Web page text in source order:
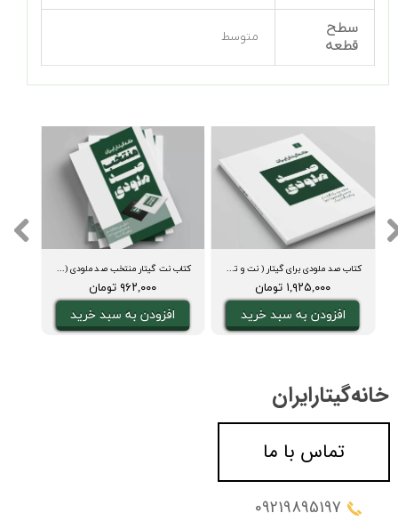
سطح
قطعه
متوسط
کتاب نت گیتار منتخب صد ملودی ( نت و تبلچر، آکورد، ویدیوی اجرا و بکینگ ترک)
۹۶۲,۰۰۰ تومان
افزودن به سبد خرید
کتاب صد ملودی برای گیتار ( نت و تبلچر، آکورد، ویدیوی اجرا و بکینگ ترک)
۱,۹۲۵,۰۰۰ تومان
افزودن به سبد خرید
خانه‌گیتار‌ایران
09219895197
تماس با ما